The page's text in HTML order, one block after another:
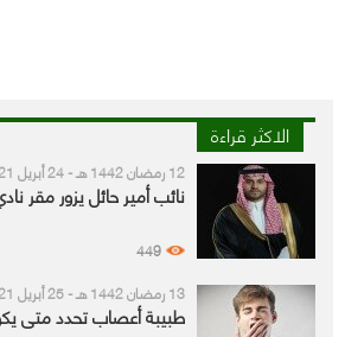
الاكثر قراءة
12 رمضان 1442 هـ - 24 أبريل 2021 م
نائب أمير حائل يزور مقر
449
13 رمضان 1442 هـ - 25 أبريل 2021 م
طبيبة أعصاب تحدد متى